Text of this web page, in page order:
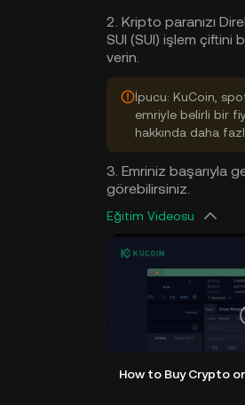
2. Kripto paranızı
SUI (SUI) işlem çiftini
verin.
İpucu: KuCoin,
emriyle belirli bir
hakkında daha
3. Emriniz başarıyla
görebilirsiniz.
Eğitim Videosu
How to Buy Crypto